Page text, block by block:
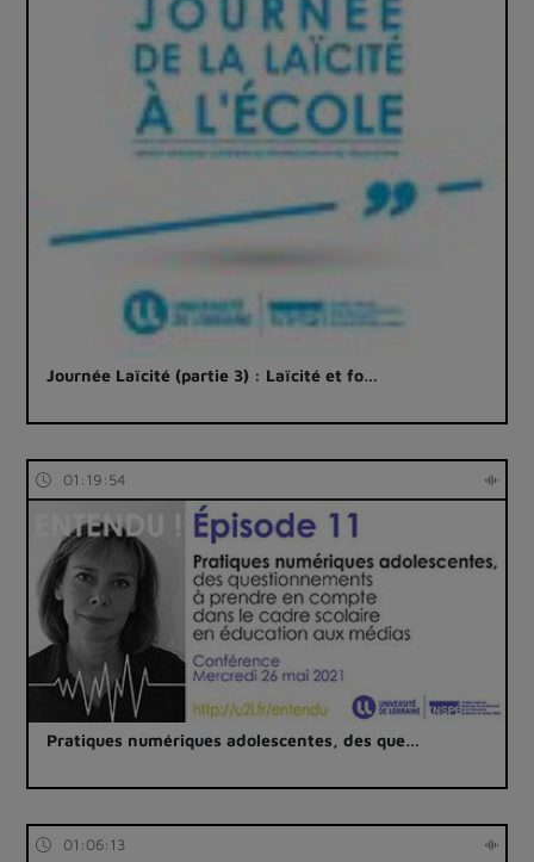
Journée Laïcité (partie 3) : Laïcité et fo…
01:19:54
Pratiques numériques adolescentes, des que…
01:06:13